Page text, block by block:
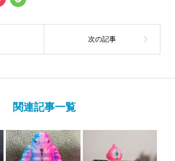
関連記事一覧